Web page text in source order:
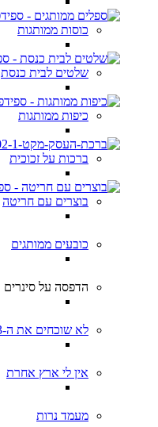
כוסות ממותגות
שלטים לבית כנסת
כיפות ממותגות
ברכות על זכוכית
בוצרים עם חריטה
כובעים ממותגים
הדפסה על סינרים
לא שוכחים את ה-7.10.23
אין לי ארץ אחרת
מעמד נרות